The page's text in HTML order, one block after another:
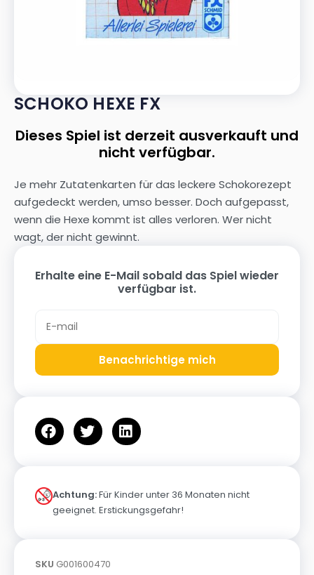
SCHOKO HEXE FX
Dieses Spiel ist derzeit ausverkauft und
nicht verfügbar.
Je mehr Zutatenkarten für das leckere Schokorezept
aufgedeckt werden, umso besser. Doch aufgepasst,
wenn die Hexe kommt ist alles verloren. Wer nicht
wagt, der nicht gewinnt.
Erhalte eine E-Mail sobald das Spiel wieder
verfügbar ist.
Benachrichtige mich
Achtung:Für Kinder unter 36 Monaten nicht
geeignet. Erstickungsgefahr!
SKU G001600470